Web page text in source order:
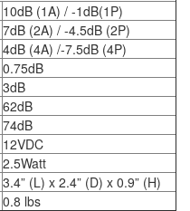
10dB (1A) / -1dB(1P)
7dB (2A) / -4.5dB (2P)
4dB (4A) /-7.5dB (4P)
0.75dB
3dB
62dB
74dB
12VDC
2.5Watt
3.4” (L) x 2.4” (D) x 0.9” (H)
0.8 lbs